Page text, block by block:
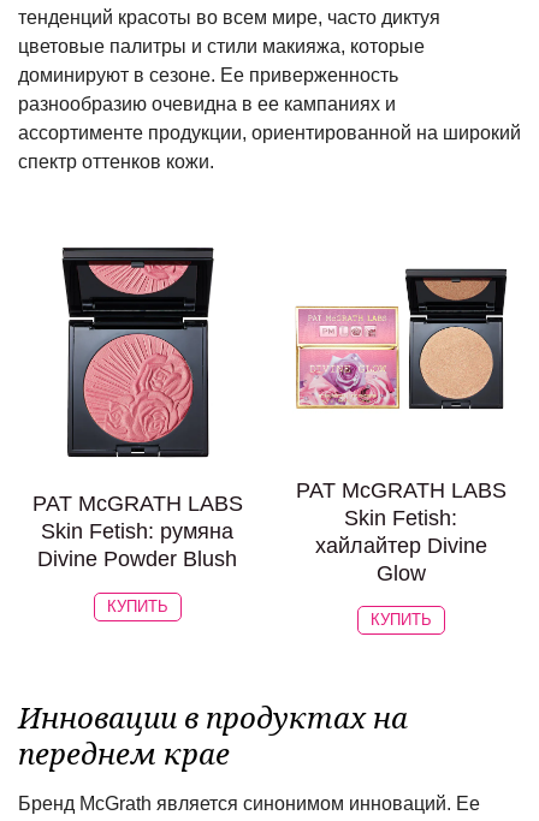
тенденций красоты во всем мире, часто диктуя
цветовые палитры и стили макияжа, которые
доминируют в сезоне. Ее приверженность
разнообразию очевидна в ее кампаниях и
ассортименте продукции, ориентированной на широкий
спектр оттенков кожи.
PAT McGRATH LABS
Skin Fetish: румяна
Divine Powder Blush
КУПИТЬ
PAT McGRATH LABS
Skin Fetish:
хайлайтер Divine
Glow
КУПИТЬ
Инновации в продуктах на
переднем крае
Бренд McGrath является синонимом инноваций. Ее